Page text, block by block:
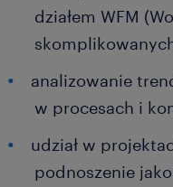
działem WFM
analizowanie
w procesach i
udział w
podnoszenie